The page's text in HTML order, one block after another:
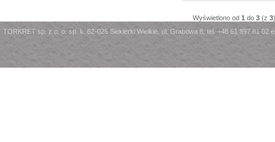
Wyświetlono od 1 do 3 (z 3)
TORKRET sp. z o. o. sp. k. 62-025 Siekierki Wielkie, ul. Grabowa 8, tel. +48 61 897 81 02